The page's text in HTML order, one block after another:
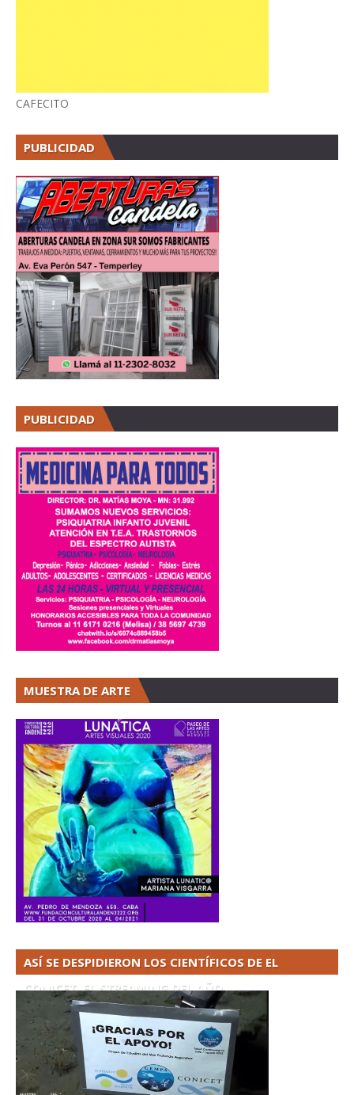
CAFECITO
PUBLICIDAD
PUBLICIDAD
MUESTRA DE ARTE
ASÍ SE DESPIDIERON LOS CIENTÍFICOS DE EL
CONICET. EL STREAMING DEL AÑO